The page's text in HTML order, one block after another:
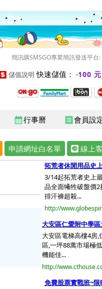
簡訊購SMSGO專業簡訊發送平台
儲值說明 快速儲值： ‧100 元
calendar_month行事曆 receipt 會員設
申請網址白名單 線上
拓荒者休閒用品史
3/14起拓荒者史上
品全面犧牲破盤價
排汗褲超殺...
http://
大安區仁愛附中學區
大安區電梯高樓4房,
區,一坪88萬市場極
機能佳...
http://
免費股票實戰班~限